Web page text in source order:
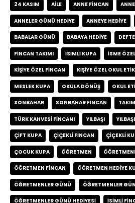
24 KASIM AILE ANNE FINCAN
ANNELER GÜNÜ HEDIYE ANNEYE HEDIYE
BABALAR GÜNÜ BABAYA HEDIYE
FINCAN TAKIMI ISIMLI KUPA ISME
KIŞIYE ÖZEL FINCAN KIŞIYE ÖZEL OKUL
MESLEK KUPA OKULA DÖNÜŞ OKUL
SONBAHAR SONBAHAR FINCAN
TÜRK KAHVESI FINCANI YILBAŞI
ÇIFT KUPA ÇIÇEKLI FINCAN ÇIÇEKLI
ÇOCUK KUPA ÖĞRETMEN
ÖĞRETMEN FINCAN ÖĞRETMEN HEDIYE
ÖĞRETMENLER GÜNÜ ÖĞRETMENLER
ÖĞRETMENLER GÜNÜ HEDIYESI İSIMLI